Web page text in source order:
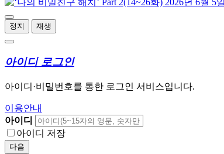
정지 재생
아이디 로그인
아이디·비밀번호를 통한 로그인 서비스입니다.
이용안내
아이디
아이디 저장
다음